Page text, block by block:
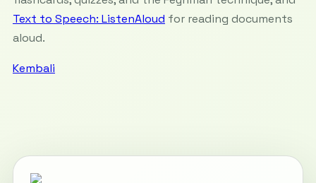
Text to Speech: ListenAloud for reading documents
aloud.
Kembali